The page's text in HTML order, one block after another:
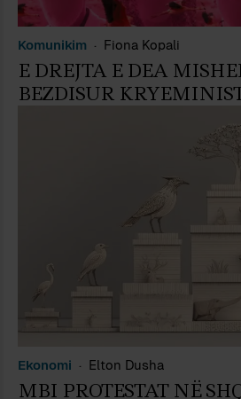
Komunikim Fiona Kopali
E DREJTA E DEA
BEZDISUR
Ekonomi Elton Dusha
MBI PROTESTAT NË